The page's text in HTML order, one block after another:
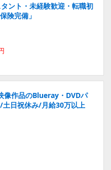
ント・未経験歓迎・転職初
険完備」
像作品のBlueray・DVDパ
土日祝休み/月給30万以上